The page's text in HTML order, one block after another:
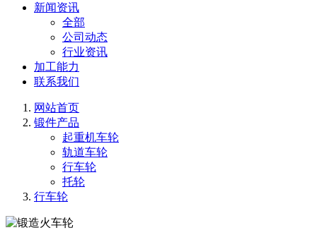
新闻资讯
全部
公司动态
行业资讯
加工能力
联系我们
网站首页
锻件产品
起重机车轮
轨道车轮
行车轮
托轮
行车轮